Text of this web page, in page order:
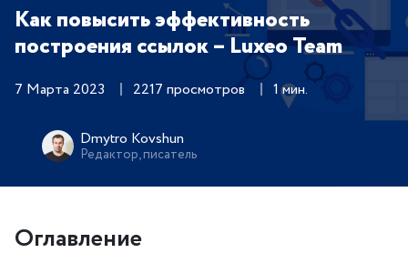
Как повысить эффективность
построения ссылок – Luxeo Team
7 Марта 2023 2217 просмотров 1 мин.
Dmytro Kovshun
Редактор, писатель
Оглавление